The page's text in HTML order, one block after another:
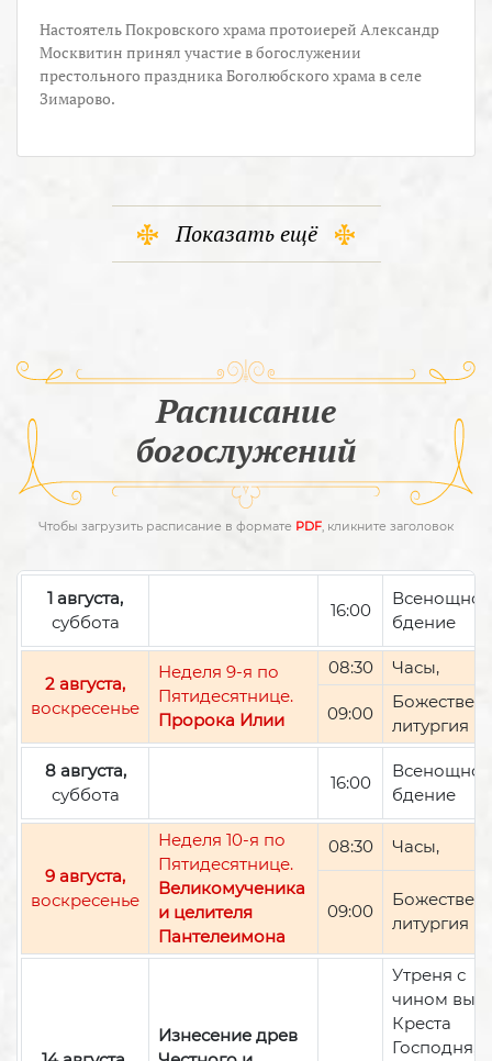
Настоятель Покровского храма протоиерей Александр
Москвитин принял участие в богослужении
престольного праздника Боголюбского храма в селе
Зимарово.
Показать ещё
Расписание
богослужений
Чтобы загрузить расписание в формате PDF, кликните заголовок
1 августа,
суббота
16:00
Всенощное
бдение
2 августа,
воскресенье
Неделя 9-я по
Пятидесятнице.
Пророка Илии
08:30 Часы,
09:00
литургия
8 августа,
суббота
16:00
Всенощное
бдение
9 августа,
воскресенье
Неделя 10-я по
Пятидесятнице.
Великомученика
и целителя
Пантелеимона
08:30 Часы,
09:00
литургия
Изнесение древ
Утреня с
чином
Креста
Господня,